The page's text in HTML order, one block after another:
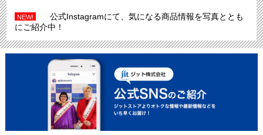
NEW!
公式Instagramにて、気になる商品情報を写真ととも
にご紹介中！